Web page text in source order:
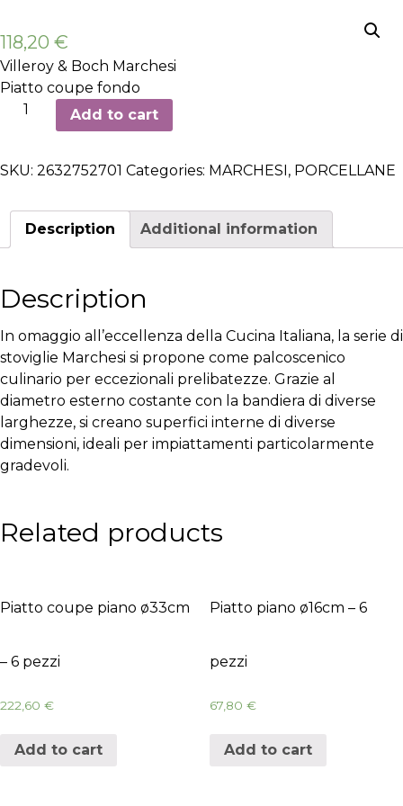
118,20 €
Villeroy & Boch Marchesi
Piatto coupe fondo
Piatto
ø28,5cm
pezzi
Add to cart
SKU: 2632752701 Categories: MARCHESI, PORCELLANE
Description Additional information
Description
In omaggio all’eccellenza della Cucina Italiana, la serie di
stoviglie Marchesi si propone come palcoscenico
culinario per eccezionali prelibatezze. Grazie al
diametro esterno costante con la bandiera di diverse
larghezze, si creano superfici interne di diverse
dimensioni, ideali per impiattamenti particolarmente
gradevoli.
Related products
Piatto coupe piano ø33cm
– 6 pezzi
222,60 €
Add to cart
Piatto piano ø16cm – 6
pezzi
67,80 €
Add to cart